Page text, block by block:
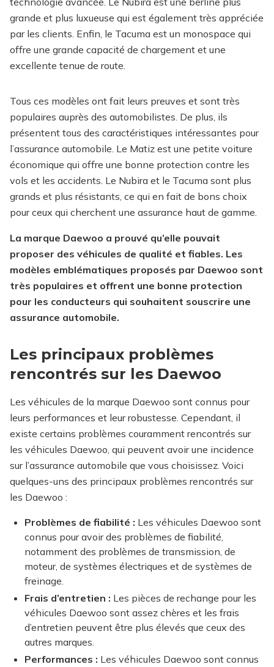
grande et plus luxueuse qui est également très appréciée
par les clients. Enfin, le Tacuma est un monospace qui
offre une grande capacité de chargement et une
excellente tenue de route.
Tous ces modèles ont fait leurs preuves et sont très
populaires auprès des automobilistes. De plus, ils
présentent tous des caractéristiques intéressantes pour
l’assurance automobile. Le Matiz est une petite voiture
économique qui offre une bonne protection contre les
vols et les accidents. Le Nubira et le Tacuma sont plus
grands et plus résistants, ce qui en fait de bons choix
pour ceux qui cherchent une assurance haut de gamme.
La marque Daewoo a prouvé qu’elle pouvait
proposer des véhicules de qualité et fiables. Les
modèles emblématiques proposés par Daewoo sont
très populaires et offrent une bonne protection
pour les conducteurs qui souhaitent souscrire une
assurance automobile.
Les principaux problèmes
rencontrés sur les Daewoo
Les véhicules de la marque Daewoo sont connus pour
leurs performances et leur robustesse. Cependant, il
existe certains problèmes couramment rencontrés sur
les véhicules Daewoo, qui peuvent avoir une incidence
sur l’assurance automobile que vous choisissez. Voici
quelques-uns des principaux problèmes rencontrés sur
les Daewoo :
Problèmes de fiabilité : Les véhicules Daewoo sont
connus pour avoir des problèmes de fiabilité,
notamment des problèmes de transmission, de
moteur, de systèmes électriques et de systèmes de
freinage.
Frais d’entretien : Les pièces de rechange pour les
véhicules Daewoo sont assez chères et les frais
d’entretien peuvent être plus élevés que ceux des
autres marques.
Performances : Les véhicules Daewoo sont connus